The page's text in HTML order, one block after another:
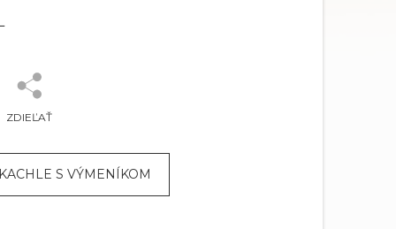
ZDIEĽAŤ
S VÝMENÍKOM